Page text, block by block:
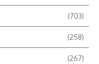
(703)
(258)
(267)